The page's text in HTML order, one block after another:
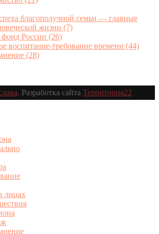
благополучной семьи — главные
жизни (7)
России (26)
воспитание-требование времени (44)
(28)
. Разработка сайта Территория22
лицах